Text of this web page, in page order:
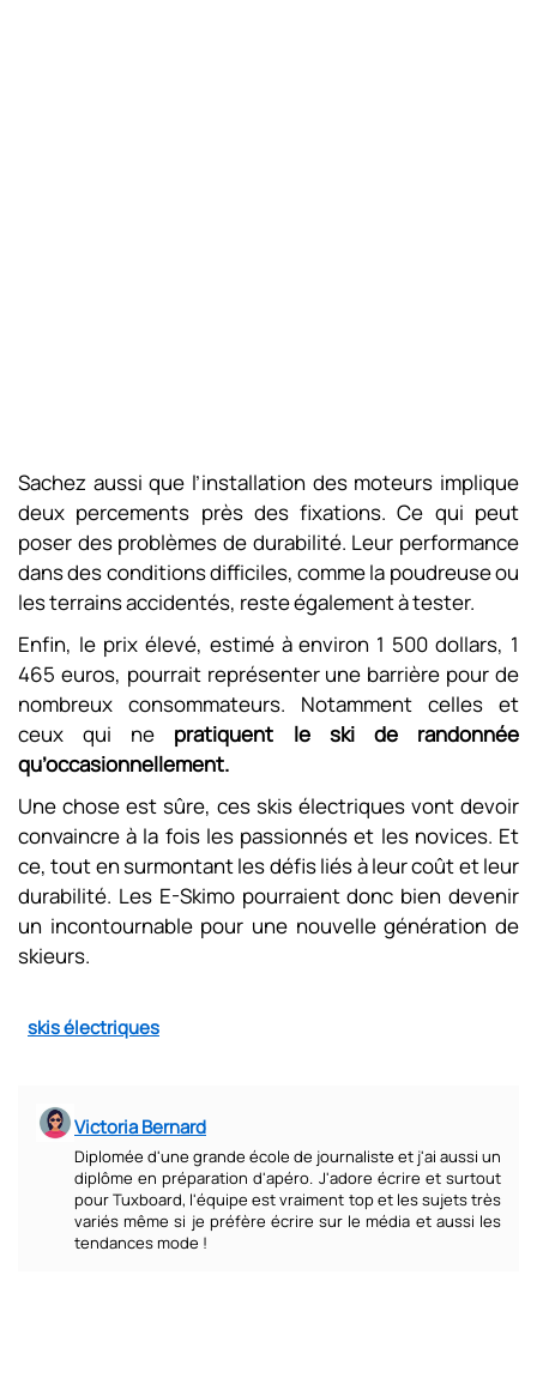
Sachez aussi que l’installation des moteurs implique
deux percements près des fixations. Ce qui peut
poser des problèmes de durabilité. Leur performance
dans des conditions difficiles, comme la poudreuse ou
les terrains accidentés, reste également à tester.
Enfin, le prix élevé, estimé à environ 1 500 dollars, 1
465 euros, pourrait représenter une barrière pour de
nombreux consommateurs. Notamment celles et
ceux qui ne pratiquent le ski de randonnée
qu’occasionnellement.
Une chose est sûre, ces skis électriques vont devoir
convaincre à la fois les passionnés et les novices. Et
ce, tout en surmontant les défis liés à leur coût et leur
durabilité. Les E-Skimo pourraient donc bien devenir
un incontournable pour une nouvelle génération de
skieurs.
skis électriques
Victoria Bernard
Diplomée d'une grande école de journaliste et j'ai aussi un
diplôme en préparation d'apéro. J'adore écrire et surtout
pour Tuxboard, l'équipe est vraiment top et les sujets très
variés même si je préfère écrire sur le média et aussi les
tendances mode !